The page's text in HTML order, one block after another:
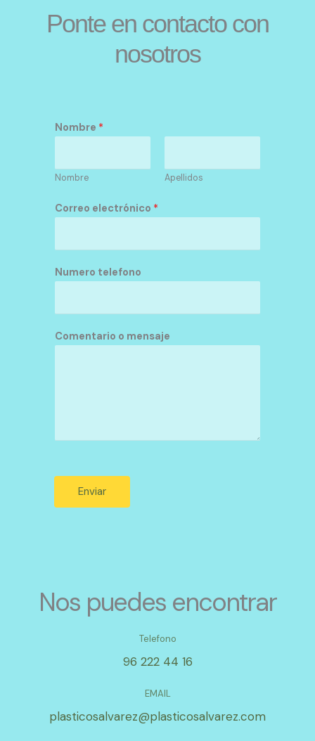
Nos puedes encontrar
Telefono
96 222 44 16
EMAIL
plasticosalvarez@plasticosalvarez.com
Ponte en contacto con
nosotros
*
o
Nombre *
Nombre Apellidos
Correo electrónico *
Numero telefono
Comentario o mensaje
Enviar